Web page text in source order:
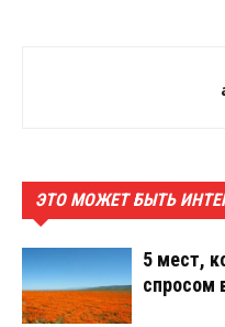
ЭТО МОЖЕТ БЫТЬ
5 мест,
спросом